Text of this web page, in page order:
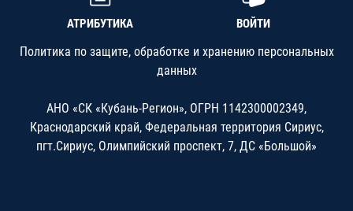
АТРИБУТИКА ВОЙТИ
Политика по защите, обработке и хранению персональных
данных
АНО «СК «Кубань-Регион», ОГРН 1142300002349,
Краснодарский край, Федеральная территория Сириус,
пгт.Сириус, Олимпийский проспект, 7, ДС «Большой»